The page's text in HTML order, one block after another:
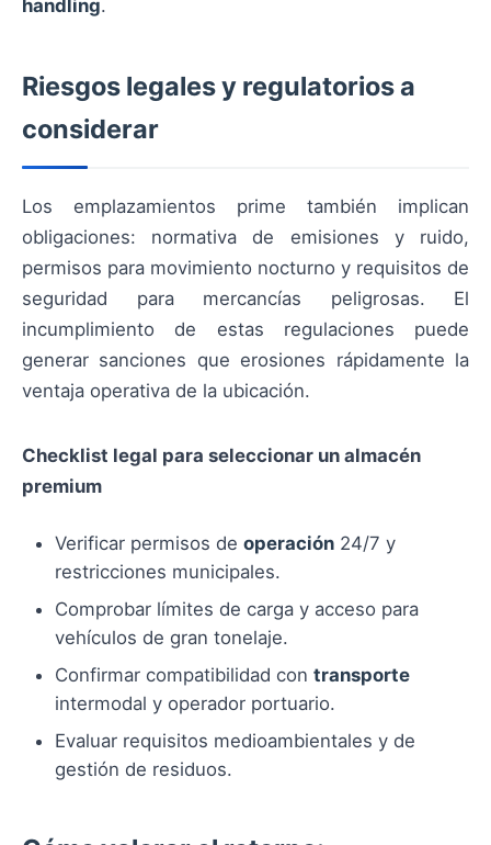
handling.
Riesgos legales y regulatorios a
considerar
Los emplazamientos prime también implican
obligaciones: normativa de emisiones y ruido,
permisos para movimiento nocturno y requisitos de
seguridad para mercancías peligrosas. El
incumplimiento de estas regulaciones puede
generar sanciones que erosiones rápidamente la
ventaja operativa de la ubicación.
Checklist legal para seleccionar un almacén
premium
Verificar permisos de operación 24/7 y
restricciones municipales.
Comprobar límites de carga y acceso para
vehículos de gran tonelaje.
Confirmar compatibilidad con transporte
intermodal y operador portuario.
Evaluar requisitos medioambientales y de
gestión de residuos.